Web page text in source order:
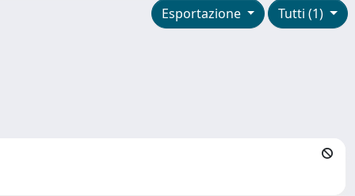
Tutti (1)
Esportazione